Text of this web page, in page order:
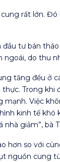
rất lớn.
tư bán
do thu
tăng đều ở
Trong khi
Việc
kinh tế
giảm”, bà
hơn so với
nguồn cung